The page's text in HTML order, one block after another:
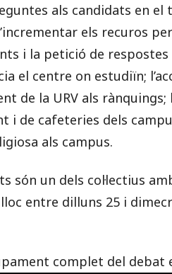
als candidats en
els recuros
i la petició de
el centre on estudiïn;
de la URV als
i de cafeteries dels
als campus.
són un dels col·lectius
entre dilluns 25 i
complet del debat